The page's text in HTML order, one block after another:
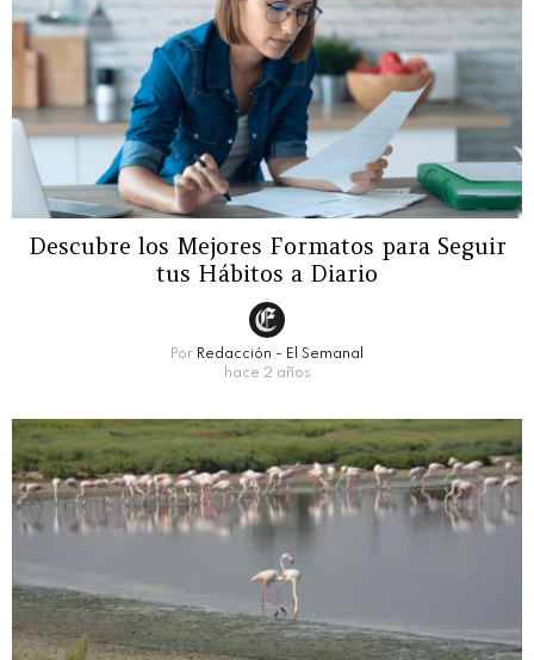
Descubre los Mejores Formatos para Seguir
tus Hábitos a Diario
Por Redacción - El Semanal
hace 2 años